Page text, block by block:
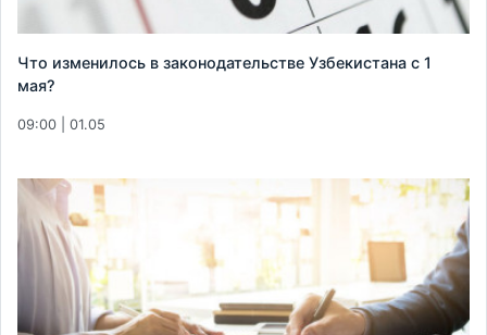
Что изменилось в законодательстве Узбекистана с 1
мая?
09:00 | 01.05